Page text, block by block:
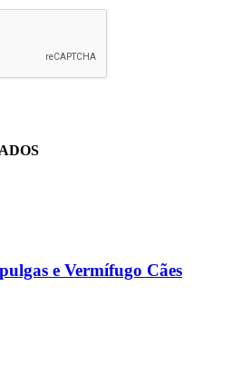
e Vermífugo Cães